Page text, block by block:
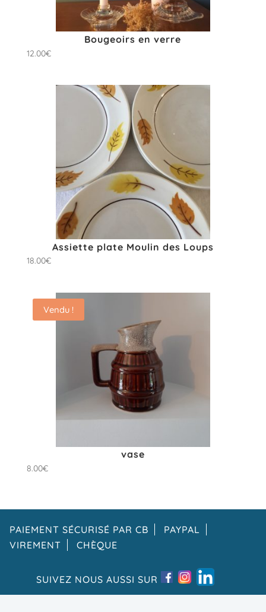
Bougeoirs en verre
12.00€
Assiette plate Moulin des Loups
18.00€
vase
8.00€
Vendu !
PAIEMENT SÉCURISÉ PAR CB
PAYPAL
VIREMENT
CHÈQUE
SUIVEZ NOUS AUSSI SUR